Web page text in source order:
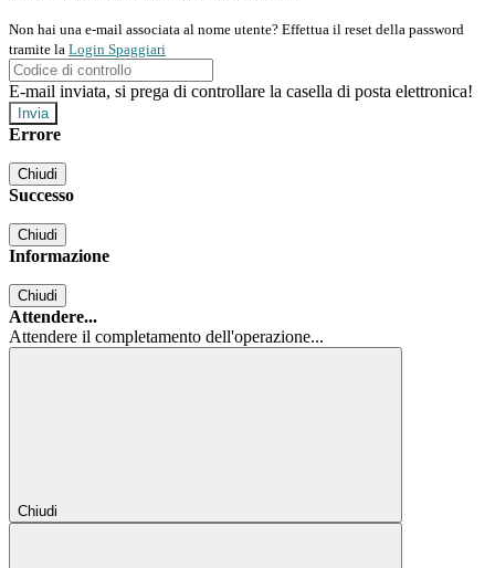
Non hai una e-mail associata al nome utente? Effettua il reset della password
tramite la Login Spaggiari
E-mail inviata, si prega di controllare la casella di posta elettronica!
Errore
Chiudi
Successo
Chiudi
Informazione
Chiudi
Attendere...
Attendere il completamento dell'operazione...
Chiudi